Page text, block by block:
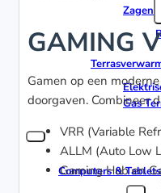
Zagen
Gas
Computers & Tablets
GAMING
Gamen op een
doorgaven. Combineer
VRR (Variable
ALLM (Auto Low
Gaming Hub en